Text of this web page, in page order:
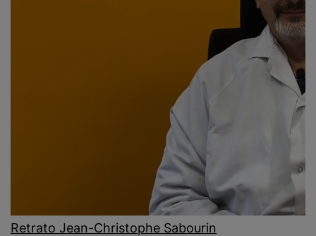
Retrato Jean-Christophe Sabourin